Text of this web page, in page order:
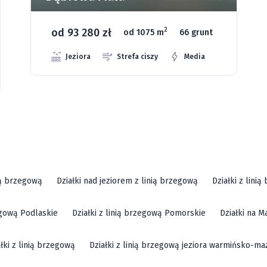
od 93 280 zł od 1075 m2 66 grunt
Jeziora Strefa ciszy Media
brzegową Działki nad jeziorem z linią brzegową Działki z linią
Podlaskie Działki z linią brzegową Pomorskie Działki na
z linią brzegową Działki z linią brzegową jeziora warmińsko-